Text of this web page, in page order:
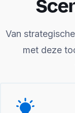
Van
met deze